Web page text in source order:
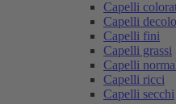
Capelli
Capelli
Capelli fini
Capelli grassi
Capelli
Capelli ricci
Capelli secchi